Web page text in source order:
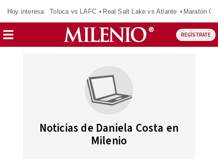
Hoy interesa: Toluca vs LAFC Real Salt Lake vs Atlante Maratón
REGÍSTRATE
Noticias de Daniela Costa en
Milenio